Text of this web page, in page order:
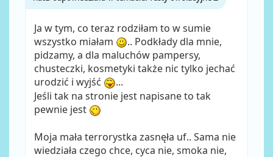
Ja w tym, co teraz rodziłam to w sumie
wszystko miałam
.. Podkłady dla mnie,
pidzamy, a dla maluchów pampersy,
chusteczki, kosmetyki także nic tylko jechać
urodzić i wyjść
...
Jeśli tak na stronie jest napisane to tak
pewnie jest
Moja mała terrorystka zasnęła uf.. Sama nie
wiedziała czego chce, cyca nie, smoka nie,